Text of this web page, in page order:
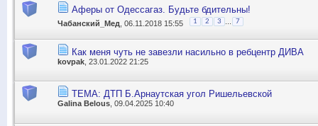
Аферы от Одессагаз. Будьте бдительны!
Чабанский_Мед , 06.11.2018 15:55 1 2 3 7
Как меня чуть не завезли насильно в ребцентр ДИВА
kovpak , 23.01.2022 21:25
ТЕМА: ДТП Б.Арнаутская угол Ришельевской
Galina Belous , 09.04.2025 10:40